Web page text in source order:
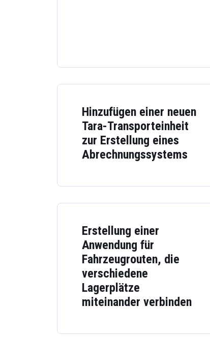
Hinzufügen einer neuen
Tara-Transporteinheit
zur Erstellung eines
Abrechnungssystems
Erstellung einer
Anwendung für
Fahrzeugrouten, die
verschiedene
Lagerplätze
miteinander verbinden